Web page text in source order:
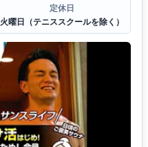
定休日
火曜日（テニススクールを除く）